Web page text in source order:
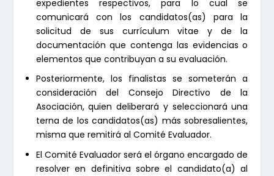
expedientes respectivos, para lo cual se
comunicará con los candidatos(as) para la
solicitud de sus currículum vitae y de la
documentación que contenga las evidencias o
elementos que contribuyan a su evaluación.
Posteriormente, los finalistas se someterán a
consideración del Consejo Directivo de la
Asociación, quien deliberará y seleccionará una
terna de los candidatos(as) más sobresalientes,
misma que remitirá al Comité Evaluador.
El Comité Evaluador será el órgano encargado de
resolver en definitiva sobre el candidato(a) al